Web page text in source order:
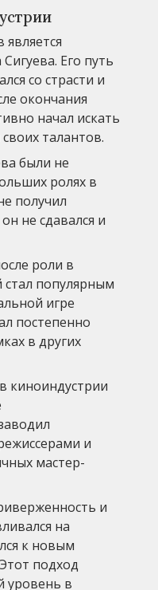
Его путь
со страсти и
окончания
начал искать
талантов.
были не
ролях в
получил
не сдавался и
роли в
популярным
игре
постепенно
в других
киноиндустрии
и
мастер-
и
на
к новым
подход
уровень в